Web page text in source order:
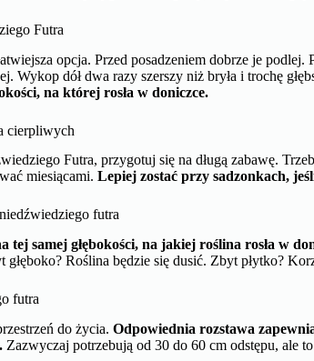
Futra
opcja. Przed posadzeniem dobrze je
Wykop dół dwa razy szerszy niż bryła i trochę
na której rosła w doniczce.
cierpliwych
Futra, przygotuj się na długą zabawę.
miesiącami.Lepiej zostać przy sadzonkach,
futra
tej samej głębokości, na jakiej roślina rosła w
Roślina będzie się dusić. Zbyt płytko?
futra
do życia.Odpowiednia rozstawa
Zazwyczaj potrzebują od 30 do 60 cm odstępu, ale